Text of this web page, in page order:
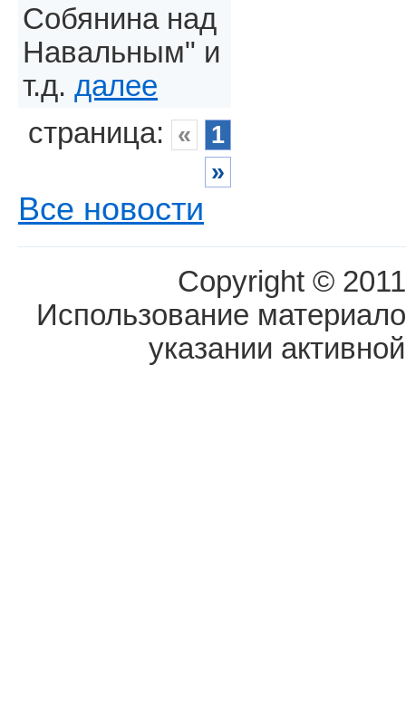
Собянина над
Навальным" и
т.д. далее
страница: «
1
»
Все новости
Copyright ©
Использование
указании